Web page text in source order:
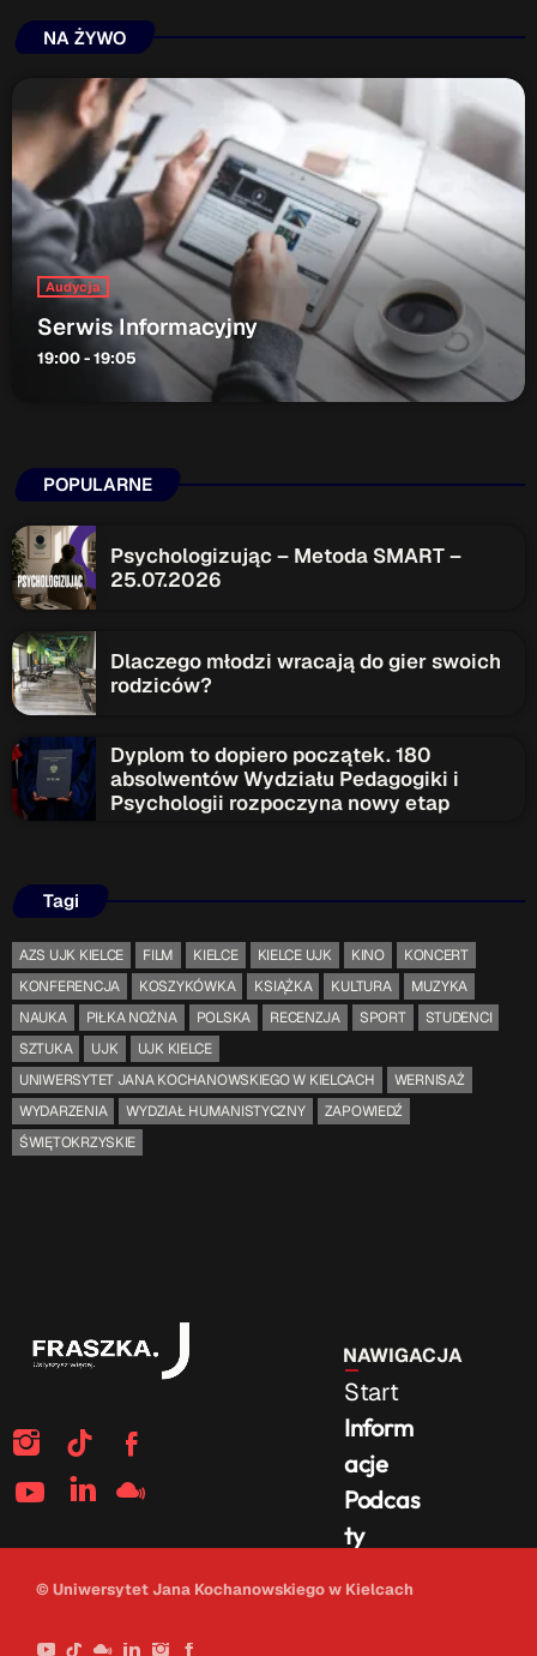
NA ŻYWO
Audycja
Serwis Informacyjny
19:00 - 19:05
POPULARNE
Psychologizując – Metoda SMART –
25.07.2026
Dlaczego młodzi wracają do gier swoich
rodziców?
Dyplom to dopiero początek. 180
absolwentów Wydziału Pedagogiki i
Psychologii rozpoczyna nowy etap
Tagi
AZS UJK KIELCE FILM KIELCE KIELCE UJK KINO
KONCERT
KONFERENCJA
KOSZYKÓWKA KSIĄŻKA KULTURA
MUZYKA
NAUKA
PIŁKA NOŻNA POLSKA RECENZJA SPORT
STUDENCI
SZTUKA
UJK
UJK KIELCE
UNIWERSYTET JANA KOCHANOWSKIEGO W KIELCACH
WERNISAŻ
WYDARZENIA
WYDZIAŁ HUMANISTYCZNY
ZAPOWIEDŹ
ŚWIĘTOKRZYSKIE
Start
Inform
acje
Podcas
ty
NAWIGACJA
© Uniwersytet Jana Kochanowskiego w Kielcach